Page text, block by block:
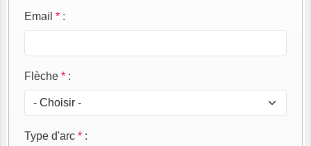
Email * :
Flèche * :
Type d'arc * :